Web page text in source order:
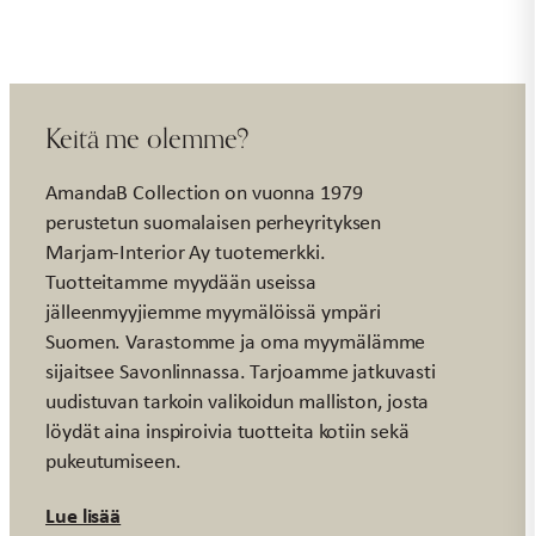
Keitä me olemme?
AmandaB Collection on vuonna 1979
perustetun suomalaisen perheyrityksen
Marjam-Interior Ay tuotemerkki.
Tuotteitamme myydään useissa
jälleenmyyjiemme myymälöissä ympäri
Suomen. Varastomme ja oma myymälämme
sijaitsee Savonlinnassa. Tarjoamme jatkuvasti
uudistuvan tarkoin valikoidun malliston, josta
löydät aina inspiroivia tuotteita kotiin sekä
pukeutumiseen.
Lue lisää